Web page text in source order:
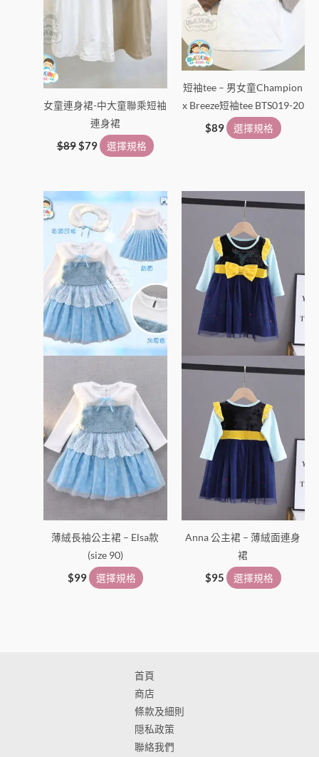
女童連身裙-中大童聯乘短袖
連身裙
$89 $79 選擇規格
短袖tee – 男女童Champion
x Breeze短袖tee BTS019-20
$89 選擇規格
擇
項
薄絨長袖公主裙 – Elsa款
(size 90)
$99 選擇規格
產
品
有
多
種
款
式。
可
在
頁
面
選
擇
選
Anna 公主裙 – 薄絨面連身
裙
$95 選擇規格
種
式。
可
在
產
選
首頁
商店
條款及細則
隠私政策
聯絡我們